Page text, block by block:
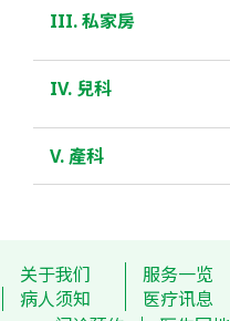
病房收费价目表
III. 私家房
IV. 兒科
V. 產科
关于我们 服务一览
病人须知
医疗讯息